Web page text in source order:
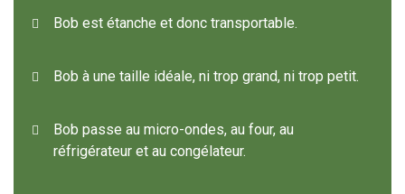
Bob est étanche et donc transportable.
Bob à une taille idéale, ni trop grand, ni trop petit.
Bob passe au micro-ondes, au four, au
réfrigérateur et au congélateur.